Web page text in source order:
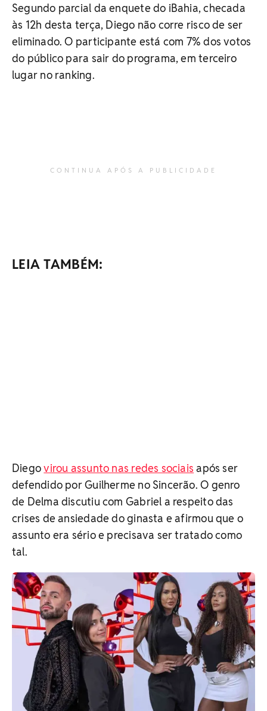
Segundo parcial da enquete do iBahia, checada
às 12h desta terça, Diego não corre risco de ser
eliminado. O participante está com 7% dos votos
do público para sair do programa, em terceiro
lugar no ranking.
CONTINUA APÓS A PUBLICIDADE
LEIA TAMBÉM:
Diegovirou assunto nas redes sociais após ser
defendido por Guilherme no Sincerão. O genro
de Delma discutiu com Gabriel a respeito das
crises de ansiedade do ginasta e afirmou que o
assunto era sério e precisava ser tratado como
tal.